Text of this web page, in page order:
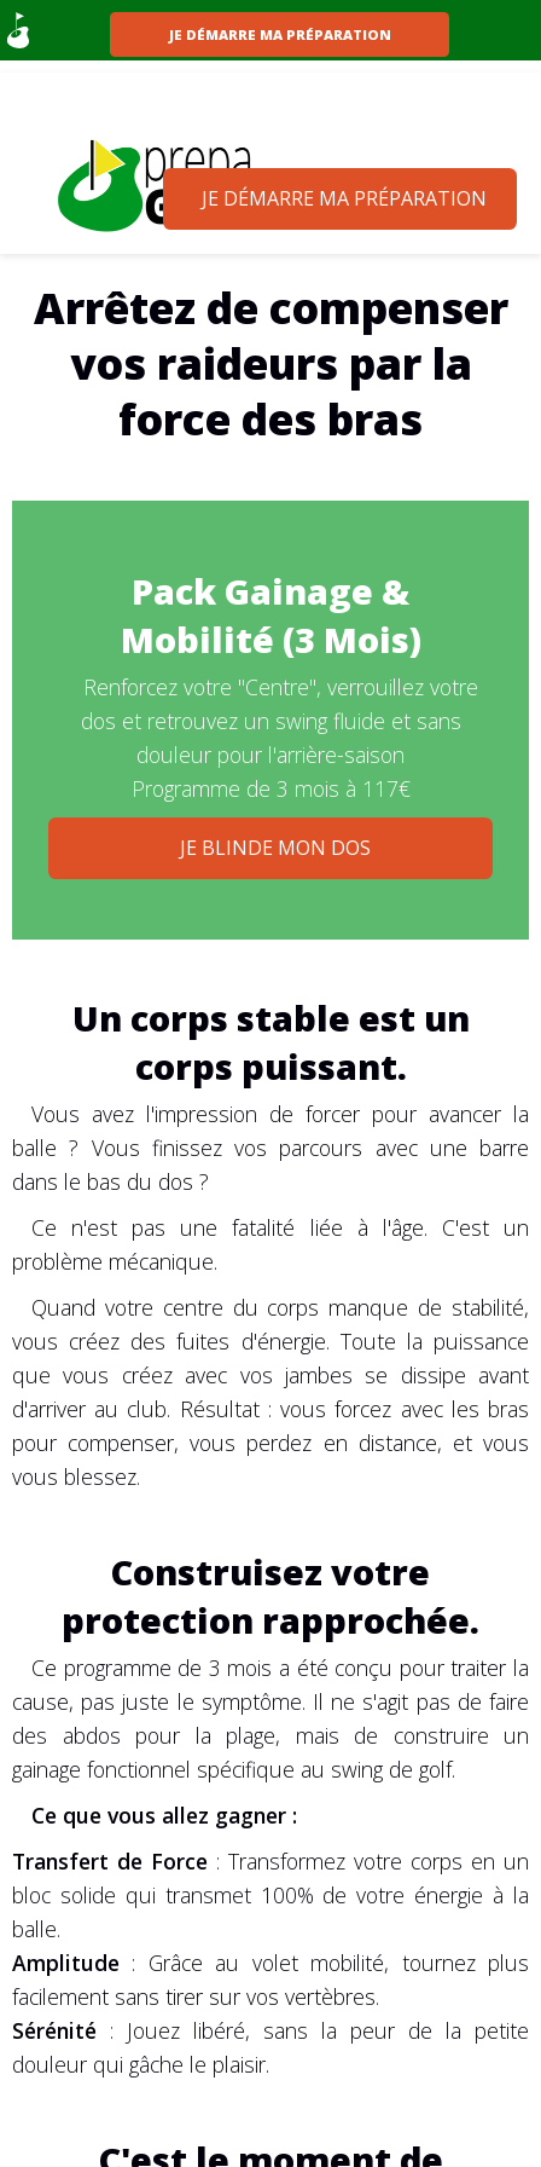
JE DÉMARRE MA PRÉPARATION
JE DÉMARRE MA PRÉPARATION
Arrêtez de compenser
vos raideurs par la
force des bras
Pack Gainage &
Mobilité (3 Mois)
Renforcez votre "Centre", verrouillez votre
dos et retrouvez un swing fluide et sans
douleur pour l'arrière-saison
Programme de 3 mois à 117€
JE BLINDE MON DOS
Un corps stable est un
corps puissant.
Vous avez l'impression de forcer pour avancer la
balle ? Vous finissez vos parcours avec une barre
dans le bas du dos ?
Ce n'est pas une fatalité liée à l'âge. C'est un
problème mécanique.
Quand votre centre du corps manque de stabilité,
vous créez des fuites d'énergie. Toute la puissance
que vous créez avec vos jambes se dissipe avant
d'arriver au club. Résultat : vous forcez avec les bras
pour compenser, vous perdez en distance, et vous
vous blessez.
Construisez votre
protection rapprochée.
Ce programme de 3 mois a été conçu pour traiter la
cause, pas juste le symptôme. Il ne s'agit pas de faire
des abdos pour la plage, mais de construire un
gainage fonctionnel spécifique au swing de golf.
Ce que vous allez gagner :
Transfert de Force : Transformez votre corps en un
bloc solide qui transmet 100% de votre énergie à la
balle.
Amplitude : Grâce au volet mobilité, tournez plus
facilement sans tirer sur vos vertèbres.
Sérénité : Jouez libéré, sans la peur de la petite
douleur qui gâche le plaisir.